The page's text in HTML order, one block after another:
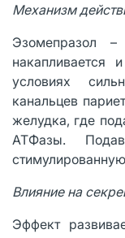
Механизм
Эзомепразол
условиях
канальцев
желудка, где
ATФазы.
Влияние на
Эффект